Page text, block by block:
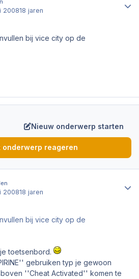
200818 jaren
bij vice city op de
Nieuw onderwerp starten
onderwerp reageren
200818 jaren
bij vice city op de
toetsenbord.
gebruiken typ je gewoon
''Cheat Activated'' komen te